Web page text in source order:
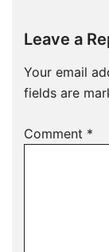
Leave a
Your email
fields are
Comment *